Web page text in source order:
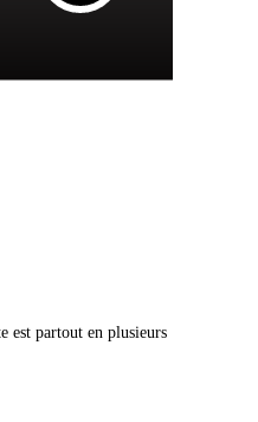
est partout en plusieurs